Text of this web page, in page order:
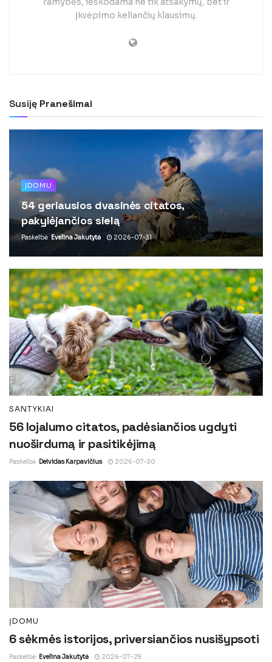
įkvėpimo keliančių klausimų.
Susiję Pranešimai
ĮDOMU
54 geriausios dvasinės citatos,
pakylėjančios sielą
Paskelbė Evelina Jakutytė 2026-07-31
SANTYKIAI
56 lojalumo citatos, padėsiančios ugdyti
nuoširdumą ir pasitikėjimą
Paskelbė Deividas Karpavičius 2026-07-30
ĮDOMU
6 sėkmės istorijos, priversiančios nusišypsoti
Paskelbė Evelina Jakutytė 2026-07-29